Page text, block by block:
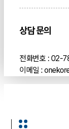
상담 문의
전화번호 : 02-
이메일 :